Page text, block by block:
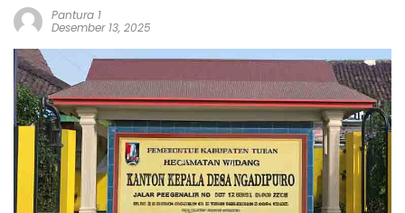
Pantura 1
Desember 13, 2025